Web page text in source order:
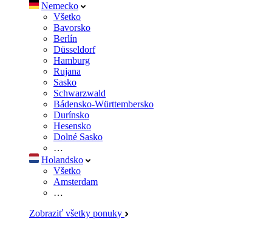
Nemecko
Všetko
Bavorsko
Berlín
Düsseldorf
Hamburg
Rujana
Sasko
Schwarzwald
Bádensko-Württembersko
Durínsko
Hesensko
Dolné Sasko
…
Holandsko
Všetko
Amsterdam
…
Zobraziť všetky ponuky